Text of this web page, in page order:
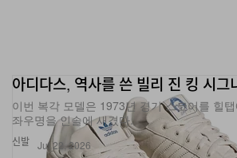
신발
아디다스, 역사를 쓴 빌리 진 킹 시그
이번 복각 모델은 1973년 경기 스코어를 힐
좌우명을 인솔에 새겼다.
Jul 22, 2026